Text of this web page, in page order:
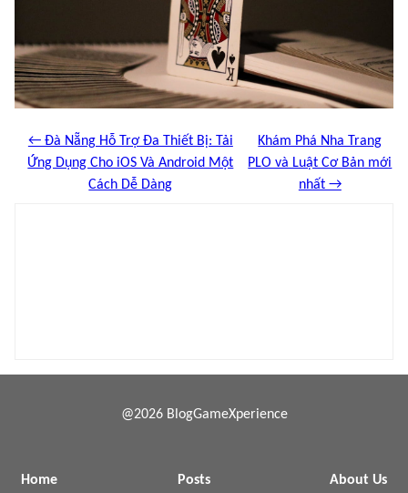
← Đà Nẵng Hỗ Trợ Đa Thiết Bị: Tải
Ứng Dụng Cho iOS Và Android Một
Cách Dễ Dàng
Khám Phá Nha Trang
PLO và Luật Cơ Bản mới
nhất →
@2026 BlogGameXperience
Home Posts About Us